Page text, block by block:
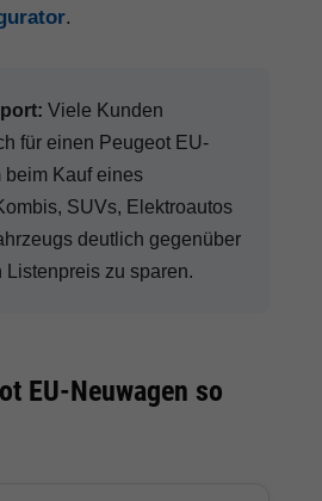
.
Viele Kunden
für einen Peugeot EU-
beim Kauf eines
SUVs, Elektroautos
deutlich gegenüber
Listenpreis zu sparen.
EU-Neuwagen so